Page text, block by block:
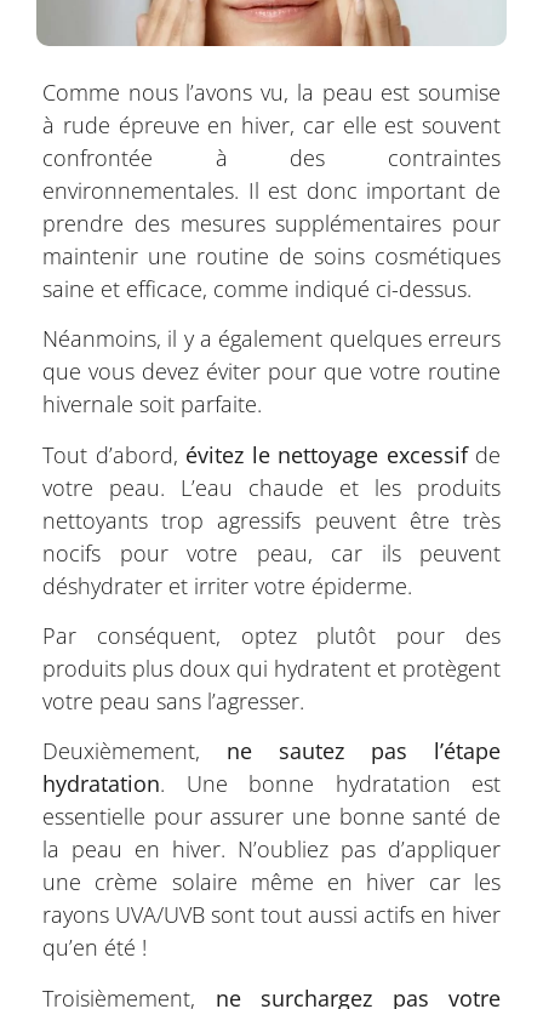
Comme nous l’avons vu, la peau est soumise
à rude épreuve en hiver, car elle est souvent
confrontée à des contraintes
environnementales. Il est donc important de
prendre des mesures supplémentaires pour
maintenir une routine de soins cosmétiques
saine et efficace, comme indiqué ci-dessus.
Néanmoins, il y a également quelques erreurs
que vous devez éviter pour que votre routine
hivernale soit parfaite.
Tout d’abord, évitez le nettoyage excessifde
votre peau. L’eau chaude et les produits
nettoyants trop agressifs peuvent être très
nocifs pour votre peau, car ils peuvent
déshydrater et irriter votre épiderme.
Par conséquent, optez plutôt pour des
produits plus doux qui hydratent et protègent
votre peau sans l’agresser.
Deuxièmement, ne sautez pas l’étape
hydratation. Une bonne hydratation est
essentielle pour assurer une bonne santé de
la peau en hiver. N’oubliez pas d’appliquer
une crème solaire même en hiver car les
rayons UVA/UVB sont tout aussi actifs en hiver
qu’en été !
Troisièmement, ne surchargez pas votre